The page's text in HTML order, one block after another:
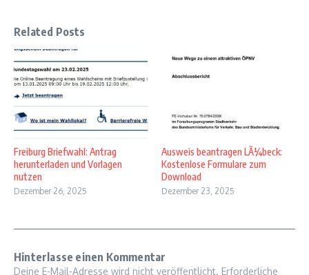
Related Posts
Freiburg Briefwahl: Antrag
herunterladen und Vorlagen
nutzen
Dezember 26, 2025
Ausweis beantragen LÃ¼beck:
Kostenlose Formulare zum
Download
Dezember 23, 2025
Hinterlasse einen Kommentar
Deine E-Mail-Adresse wird nicht veröffentlicht. Erforderliche